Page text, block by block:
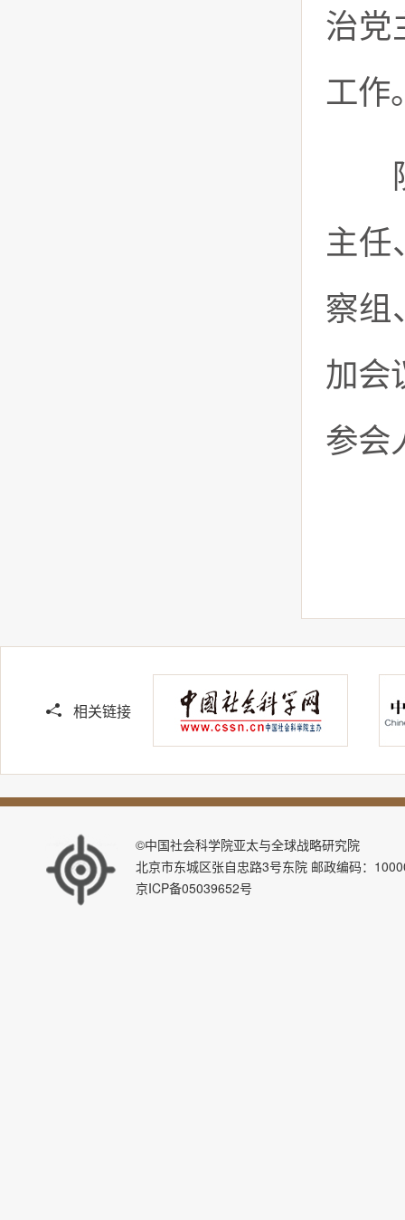
治党
工作
院
主任
察组
加会
参会
相关链接
©中国社会科学院亚太与全球战略研究院
北京市东城区张自忠路3号东院 邮政编码：
京ICP备05039652号